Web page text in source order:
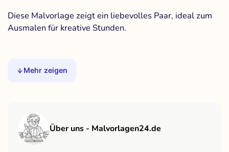
Diese Malvorlage zeigt ein liebevolles Paar, ideal zum
Ausmalen für kreative Stunden.
Mehr zeigen
Über uns - Malvorlagen24.de